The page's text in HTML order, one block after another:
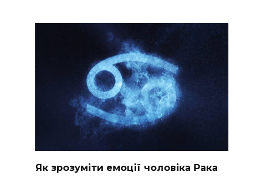
Як зрозуміти емоції чоловіка Рака